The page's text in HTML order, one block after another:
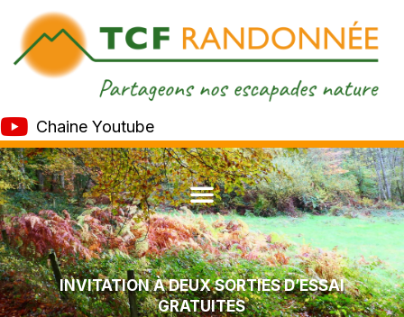
Chaine Youtube
INVITATION À DEUX SORTIES D’ESSAI
GRATUITES